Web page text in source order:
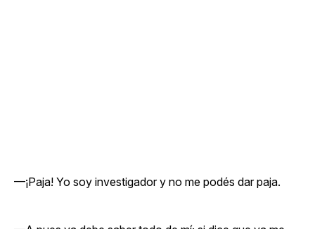
—¡Paja! Yo soy investigador y no me podés dar paja.